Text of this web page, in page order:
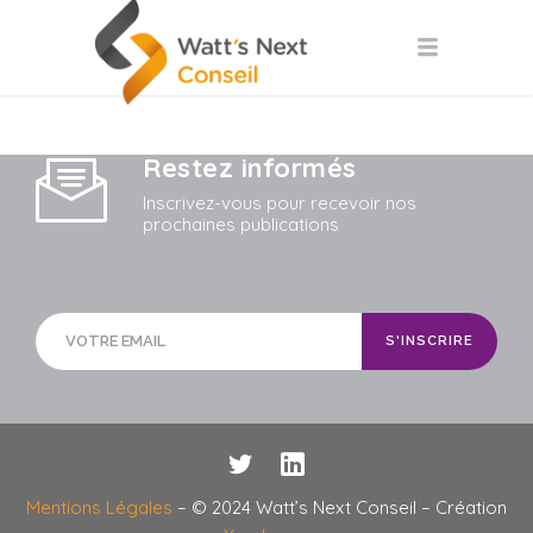
Restez informés
Inscrivez-vous pour recevoir nos
prochaines publications
Mentions Légales – © 2024 Watt’s Next Conseil – Création